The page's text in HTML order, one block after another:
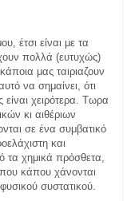
έτσι είναι με τα
πολλά (ευτυχώς)
μας ταιριαζουν
να σημαίνει, ότι
χειρότερα. Τωρα
κι αιθέριων
σε ένα συμβατικό
και
τα χημικά πρόσθετα,
κάπου χάνονται
φυσικού συστατικού.